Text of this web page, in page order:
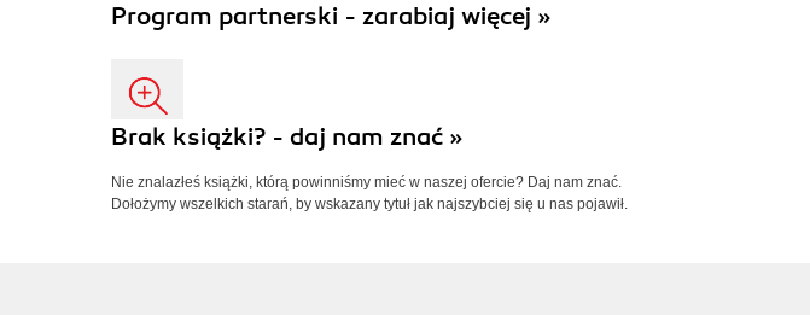
Program partnerski - zarabiaj więcej »
Brak książki? - daj nam znać »
Nie znalazłeś książki, którą powinniśmy mieć w naszej ofercie? Daj nam znać.
Dołożymy wszelkich starań, by wskazany tytuł jak najszybciej się u nas pojawił.